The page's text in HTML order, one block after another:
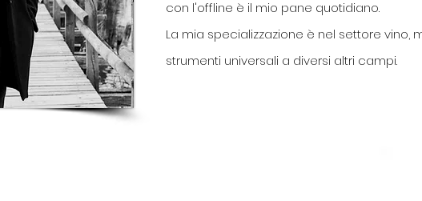
con l'offline è il mio pane quotidiano.
La mia specializzazione è nel settore vino,
strumenti universali a diversi altri campi.